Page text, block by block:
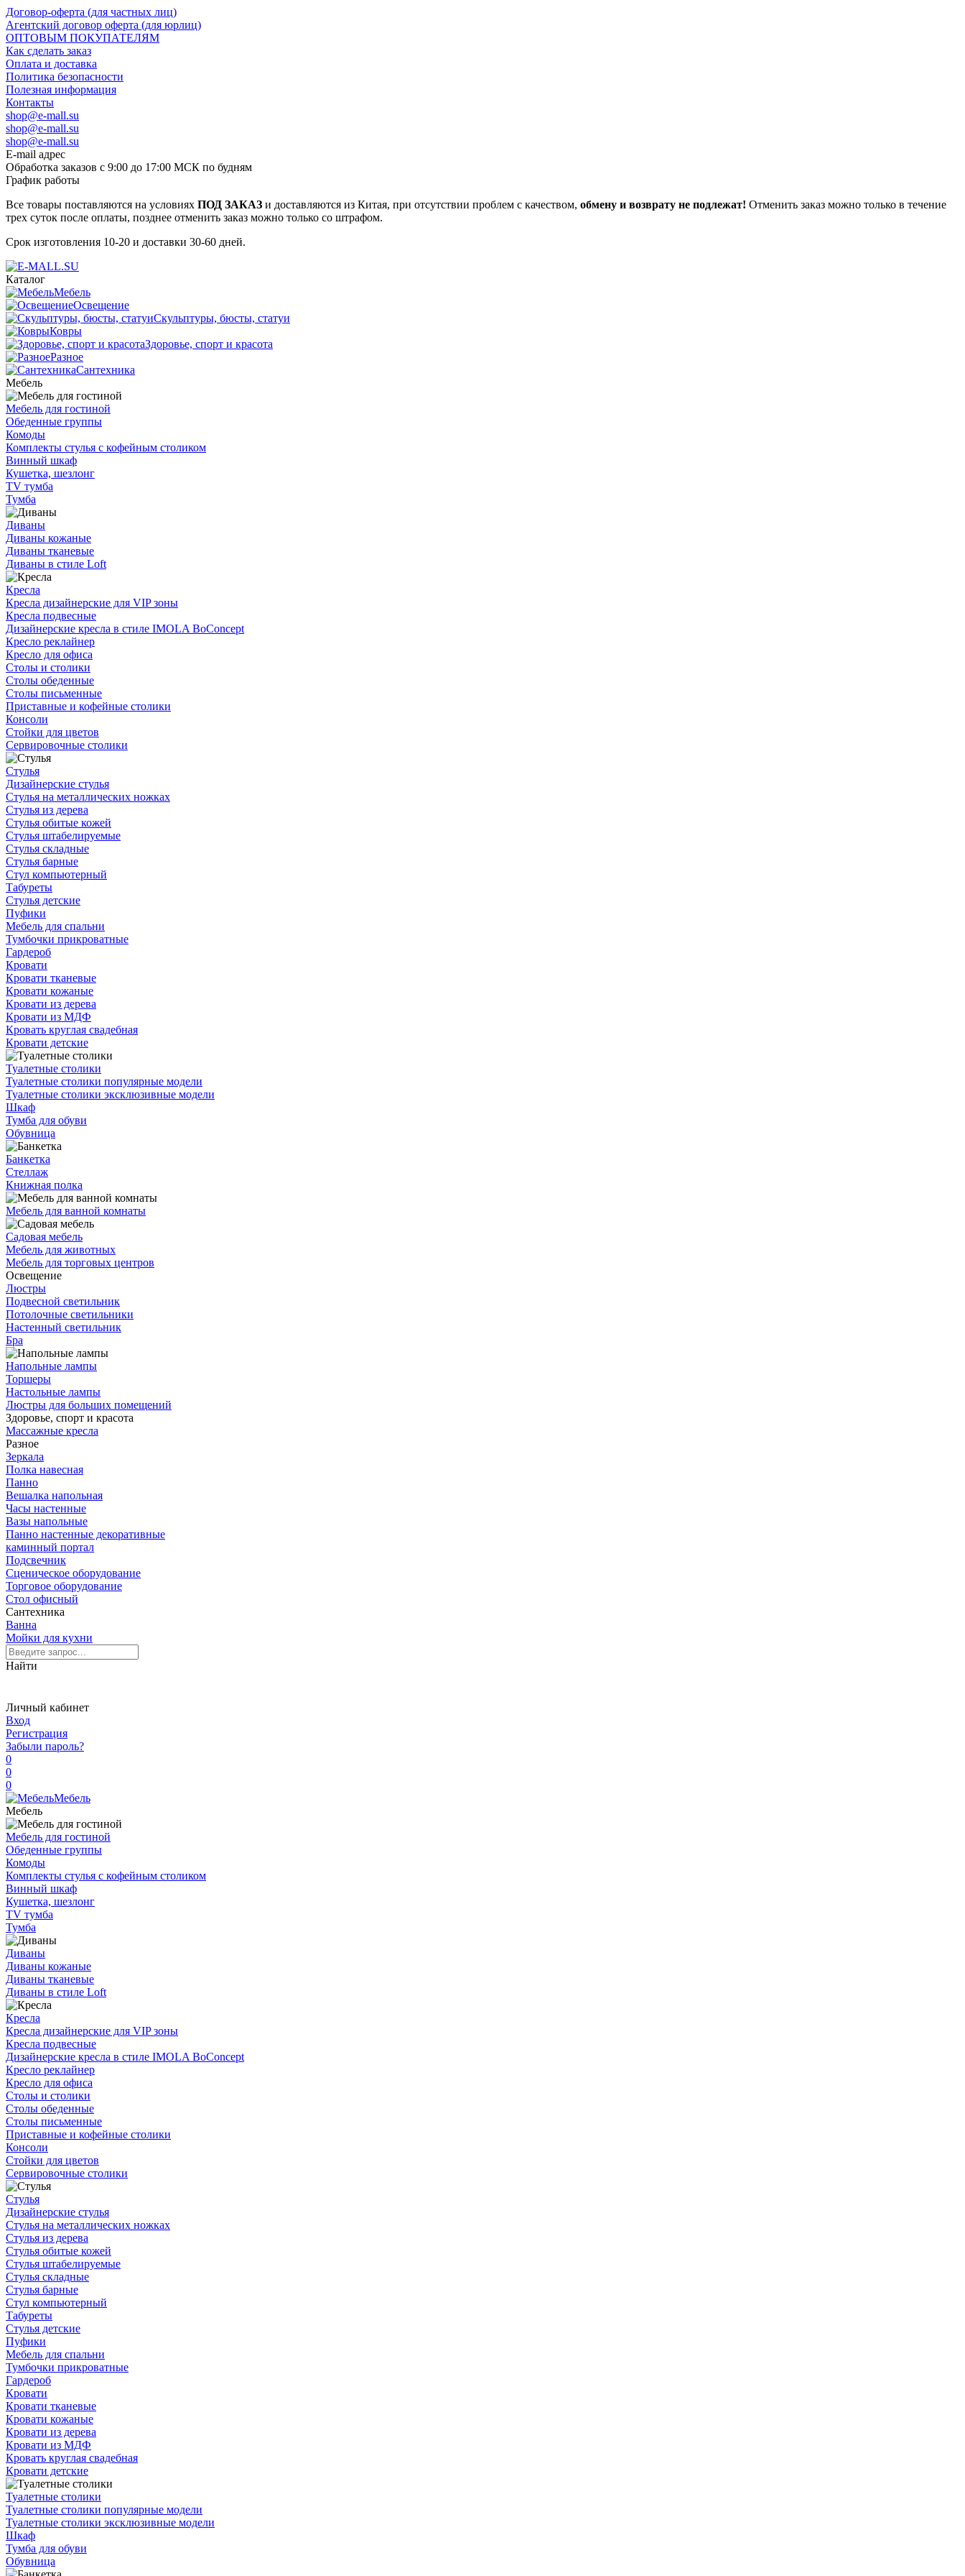
Договор-оферта (для частных лиц)
Агентский договор оферта (для юрлиц)
ОПТОВЫМ ПОКУПАТЕЛЯМ
Как сделать заказ
Оплата и доставка
Политика безопасности
Полезная информация
Контакты
shop@e-mall.su
shop@e-mall.su
shop@e-mall.su
E-mail адрес
Обработка заказов с 9:00 до 17:00 МСК по будням
График работы
Все товары поставляются на условиях ПОД ЗАКАЗ и доставляются из Китая, при отсутствии проблем с качеством, обмену и возврату не подлежат! Отменить заказ можно только в течение
трех суток после оплаты, позднее отменить заказ можно только со штрафом.
Срок изготовления 10-20 и доставки 30-60 дней.
Каталог
Мебель
Освещение
Скульптуры, бюсты, статуи
Ковры
Здоровье, спорт и красота
Разное
Сантехника
Мебель
Мебель для гостиной
Обеденные группы
Комоды
Комплекты стулья с кофейным столиком
Винный шкаф
Кушетка, шезлонг
TV тумба
Тумба
Диваны
Диваны кожаные
Диваны тканевые
Диваны в стиле Loft
Кресла
Кресла дизайнерские для VIP зоны
Кресла подвесные
Дизайнерские кресла в стиле IMOLA BoConcept
Кресло реклайнер
Кресло для офиса
Столы и столики
Столы обеденные
Столы письменные
Приставные и кофейные столики
Консоли
Стойки для цветов
Сервировочные столики
Стулья
Дизайнерские стулья
Стулья на металлических ножках
Стулья из дерева
Стулья обитые кожей
Стулья штабелируемые
Стулья складные
Стулья барные
Стул компьютерный
Табуреты
Стулья детские
Пуфики
Мебель для спальни
Тумбочки прикроватные
Гардероб
Кровати
Кровати тканевые
Кровати кожаные
Кровати из дерева
Кровати из МДФ
Кровать круглая свадебная
Кровати детские
Туалетные столики
Туалетные столики популярные модели
Туалетные столики эксклюзивные модели
Шкаф
Тумба для обуви
Обувница
Банкетка
Стеллаж
Книжная полка
Мебель для ванной комнаты
Садовая мебель
Мебель для животных
Мебель для торговых центров
Освещение
Люстры
Подвесной светильник
Потолочные светильники
Настенный светильник
Бра
Напольные лампы
Торшеры
Настольные лампы
Люстры для больших помещений
Здоровье, спорт и красота
Массажные кресла
Разное
Зеркала
Полка навесная
Панно
Вешалка напольная
Часы настенные
Вазы напольные
Панно настенные декоративные
каминный портал
Подсвечник
Сценическое оборудование
Торговое оборудование
Стол офисный
Сантехника
Ванна
Мойки для кухни
Найти
Личный кабинет
Вход
Регистрация
Забыли пароль?
0
0
0
Мебель
Мебель
Мебель для гостиной
Обеденные группы
Комоды
Комплекты стулья с кофейным столиком
Винный шкаф
Кушетка, шезлонг
TV тумба
Тумба
Диваны
Диваны кожаные
Диваны тканевые
Диваны в стиле Loft
Кресла
Кресла дизайнерские для VIP зоны
Кресла подвесные
Дизайнерские кресла в стиле IMOLA BoConcept
Кресло реклайнер
Кресло для офиса
Столы и столики
Столы обеденные
Столы письменные
Приставные и кофейные столики
Консоли
Стойки для цветов
Сервировочные столики
Стулья
Дизайнерские стулья
Стулья на металлических ножках
Стулья из дерева
Стулья обитые кожей
Стулья штабелируемые
Стулья складные
Стулья барные
Стул компьютерный
Табуреты
Стулья детские
Пуфики
Мебель для спальни
Тумбочки прикроватные
Гардероб
Кровати
Кровати тканевые
Кровати кожаные
Кровати из дерева
Кровати из МДФ
Кровать круглая свадебная
Кровати детские
Туалетные столики
Туалетные столики популярные модели
Туалетные столики эксклюзивные модели
Шкаф
Тумба для обуви
Обувница